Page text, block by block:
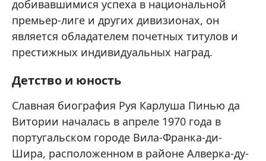
добивавшимися успеха в национальной
премьер-лиге и других дивизионах, он
является обладателем почетных титулов и
престижных индивидуальных наград.
Детство и юность
Славная биография Руя Карлуша Пинью да
Витории началась в апреле 1970 года в
португальском городе Вила-Франка-ди-
Шира, расположенном в районе Алверка-ду-